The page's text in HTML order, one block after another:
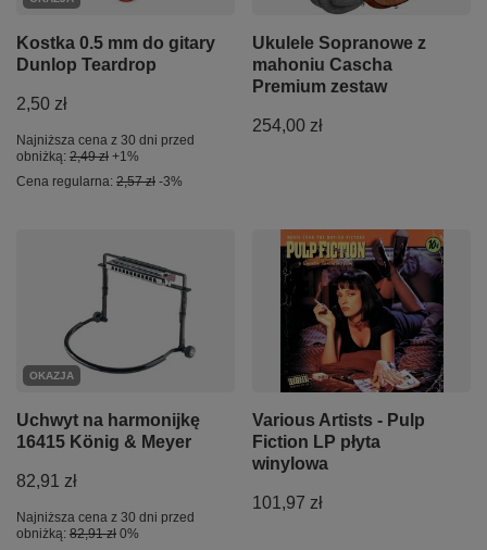
Kostka 0.5 mm do gitary
Dunlop Teardrop
2,50 zł
Najniższa cena z 30 dni przed
obniżką: 2,49 zł +1%
Cena regularna: 2,57 zł -3%
Ukulele Sopranowe z
mahoniu Cascha
Premium zestaw
254,00 zł
OKAZJA
Uchwyt na harmonijkę
16415 König & Meyer
82,91 zł
Najniższa cena z 30 dni przed
obniżką: 82,91 zł 0%
Various Artists - Pulp
Fiction LP płyta
winylowa
101,97 zł